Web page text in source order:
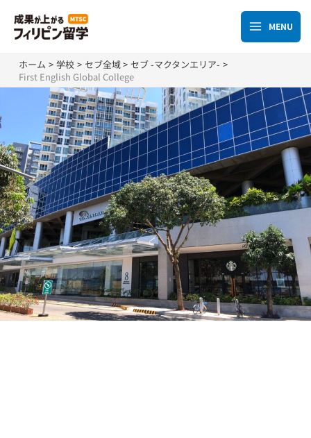
ッ
Main
MENU
ホーム 学校 セブ全域
セブ -マクタンエリア-
First English Global College